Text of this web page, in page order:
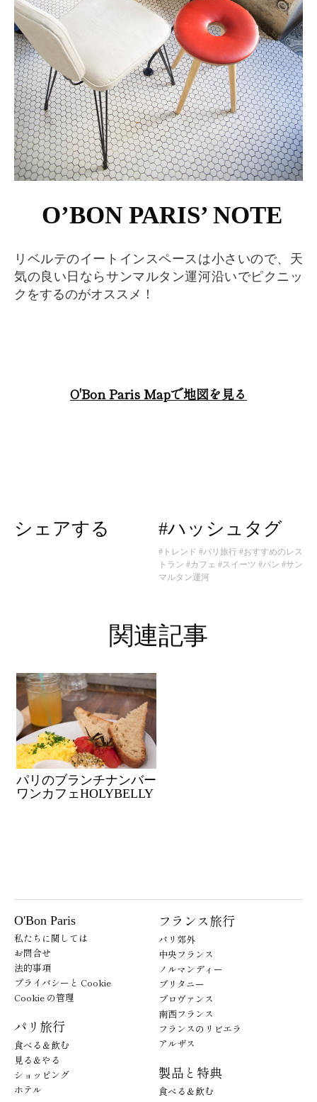
O’BON PARIS’ NOTE
リベルテのイートインスペースは小さいので、天
気の良い日ならサンマルタン運河沿いでピクニッ
クをするのがオススメ！
O'Bon Paris Mapで地図を見る
シェアする #ハッシュタグ
#トレンド #パリ旅行 #おすすめのレス
トラン #カフェ #スイーツ #パン #サン
マルタン運河
関連記事
パリのブランチナンバー
ワンカフェHOLYBELLY
O'Bon Paris
私たちに関しては
お問合せ
法的事項
プライバシーと Cookie
Cookie の管理
パリ旅行
食べる＆飲む
見る＆やる
ショッピング
ホテル
フランス旅行
パリ郊外
中央フランス
ノルマンディー
ブリタニー
プロヴァンス
南西フランス
フランスのリビエラ
アルザス
製品と特典
食べる＆飲む